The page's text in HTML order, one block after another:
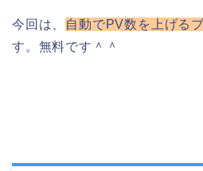
今回は、 自動でPV数を上げる
す。無料です＾＾